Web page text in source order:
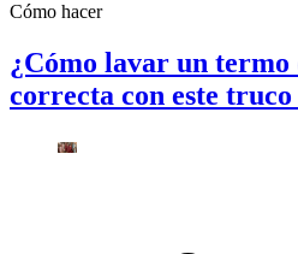
Cómo hacer
¿Cómo lavar un
correcta con este truco